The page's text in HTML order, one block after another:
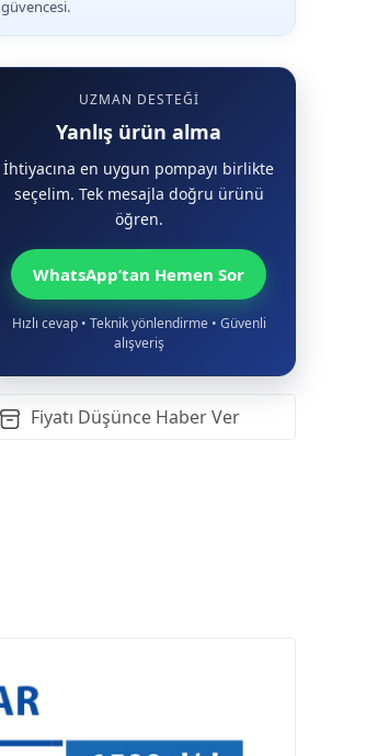
güvencesi.
UZMAN DESTEĞI
Yanlış ürün alma
İhtiyacına en uygun pompayı birlikte
seçelim. Tek mesajla doğru ürünü
öğren.
WhatsApp’tan Hemen Sor
Hızlı cevap • Teknik yönlendirme • Güvenli
alışveriş
Fiyatı Düşünce Haber Ver